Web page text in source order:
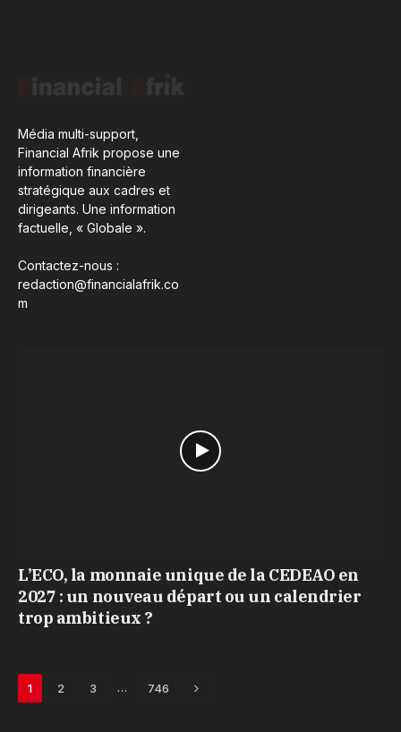
Média multi-support,
Financial Afrik propose une
information financière
stratégique aux cadres et
dirigeants. Une information
factuelle, « Globale ».
Contactez-nous :
redaction@financialafrik.co
m
L’ECO, la monnaie unique de la CEDEAO en
2027 : un nouveau départ ou un calendrier
trop ambitieux ?
1 2 3 … 746 Next